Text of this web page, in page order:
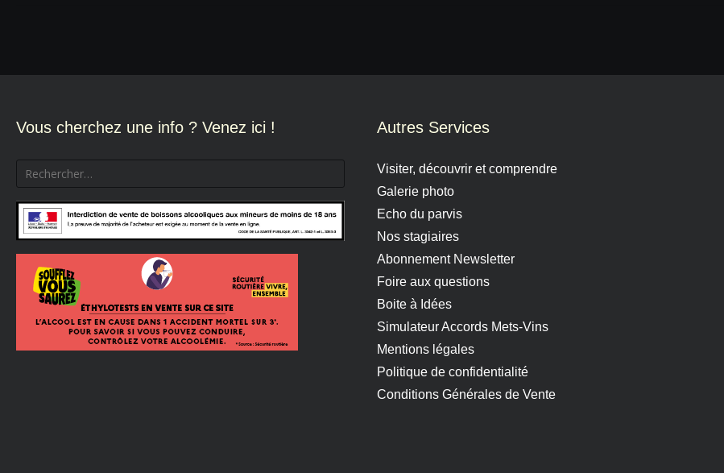
de
l’article
Vous cherchez une info ? Venez ici !
Rechercher :
Autres Services
Visiter, découvrir et comprendre
Galerie photo
Echo du parvis
Nos stagiaires
Abonnement Newsletter
Foire aux questions
Boite à Idées
Simulateur Accords Mets-Vins
Mentions légales
Politique de confidentialité
Conditions Générales de Vente